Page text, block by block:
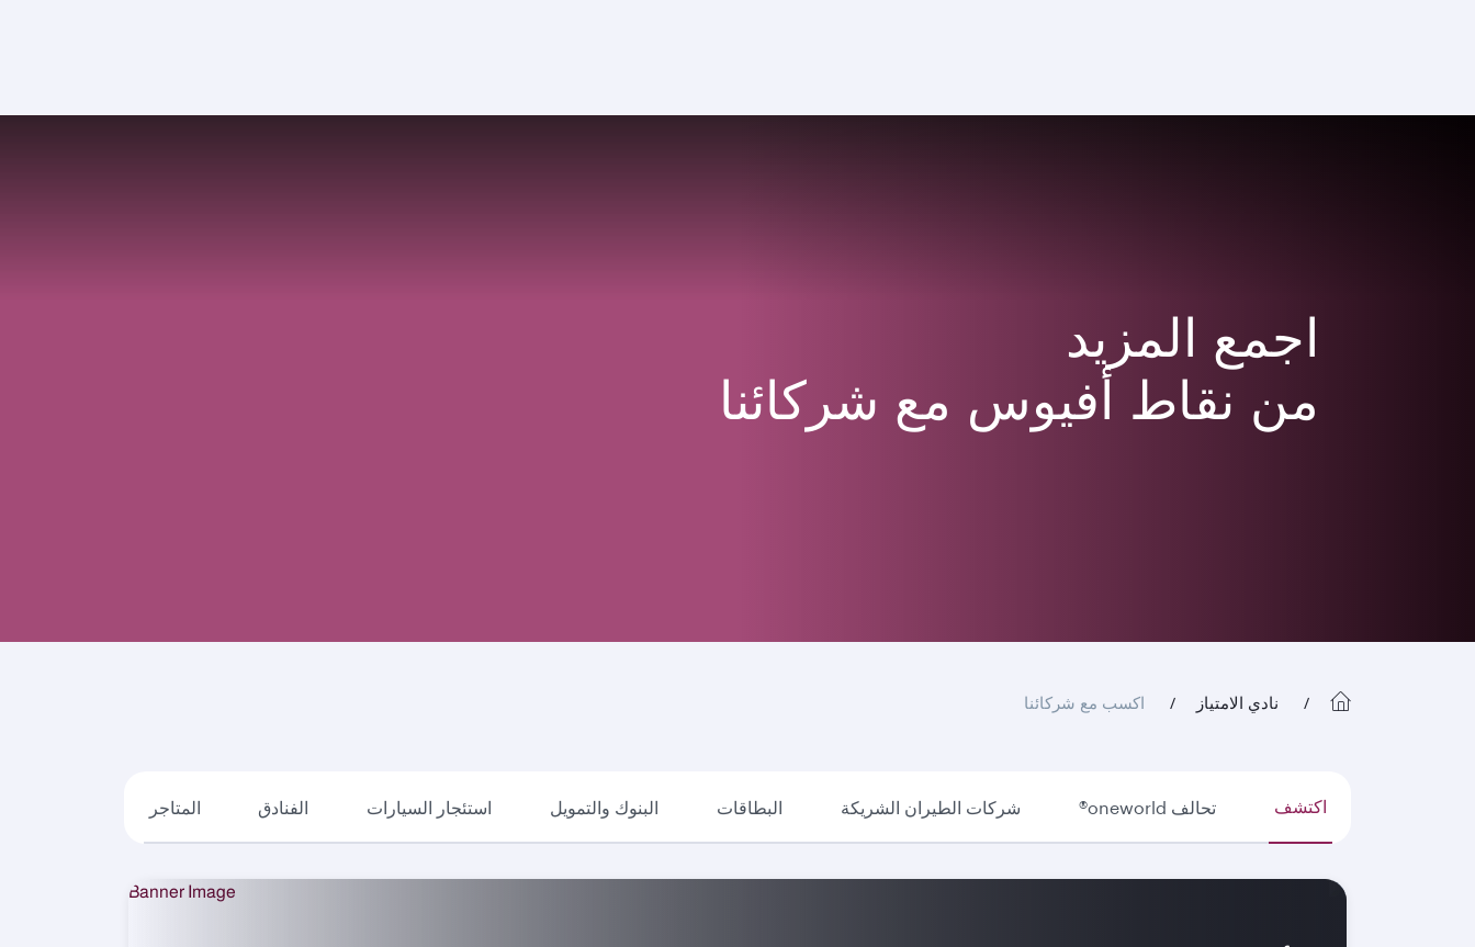
اجمع المزيد
من نقاط أفيوس مع شركائنا
نادي الامتياز اكسب مع شركائنا
اكتشف تحالف oneworld® شركات الطيران الشريكة البطاقات البنوك والتمويل استئجار السيارات الفنادق المتاجر